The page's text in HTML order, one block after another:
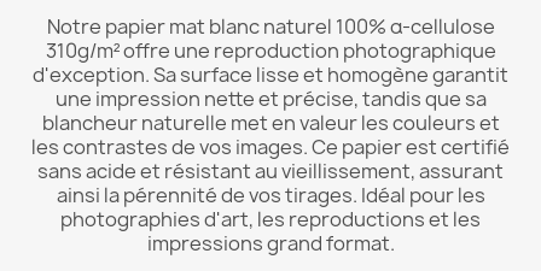
Notre papier mat blanc naturel 100% α-cellulose
310g/m² offre une reproduction photographique
d'exception. Sa surface lisse et homogène garantit
une impression nette et précise, tandis que sa
blancheur naturelle met en valeur les couleurs et
les contrastes de vos images. Ce papier est certifié
sans acide et résistant au vieillissement, assurant
ainsi la pérennité de vos tirages. Idéal pour les
photographies d'art, les reproductions et les
impressions grand format.